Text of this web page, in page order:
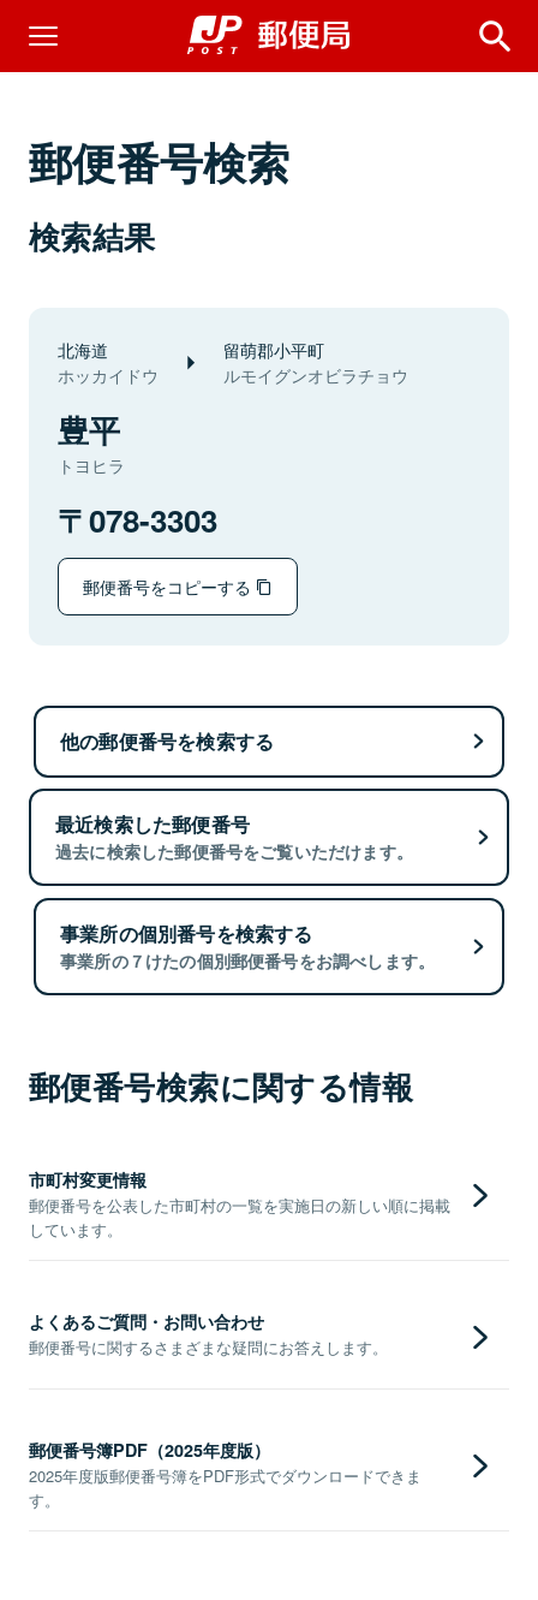
郵便番号検索
検索結果
北海道
ホッカイドウ
留萌郡小平町
ルモイグンオビラチョウ
豊平
トヨヒラ
078-3303
郵便番号をコピーする
他の郵便番号を検索する
最近検索した郵便番号
過去に検索した郵便番号をご覧いただけます。
事業所の個別番号を検索する
事業所の７けたの個別郵便番号をお調べします。
郵便番号検索に関する情報
市町村変更情報
郵便番号を公表した市町村の一覧を実施日の新しい順に掲載
しています。
よくあるご質問・お問い合わせ
郵便番号に関するさまざまな疑問にお答えします。
郵便番号簿PDF（2025年度版）
2025年度版郵便番号簿をPDF形式でダウンロードできま
す。